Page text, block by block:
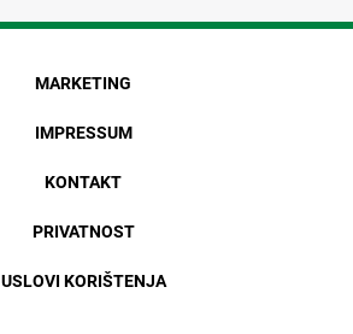
MARKETING
IMPRESSUM
KONTAKT
PRIVATNOST
USLOVI KORIŠTENJA